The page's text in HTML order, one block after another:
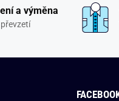
a výměna